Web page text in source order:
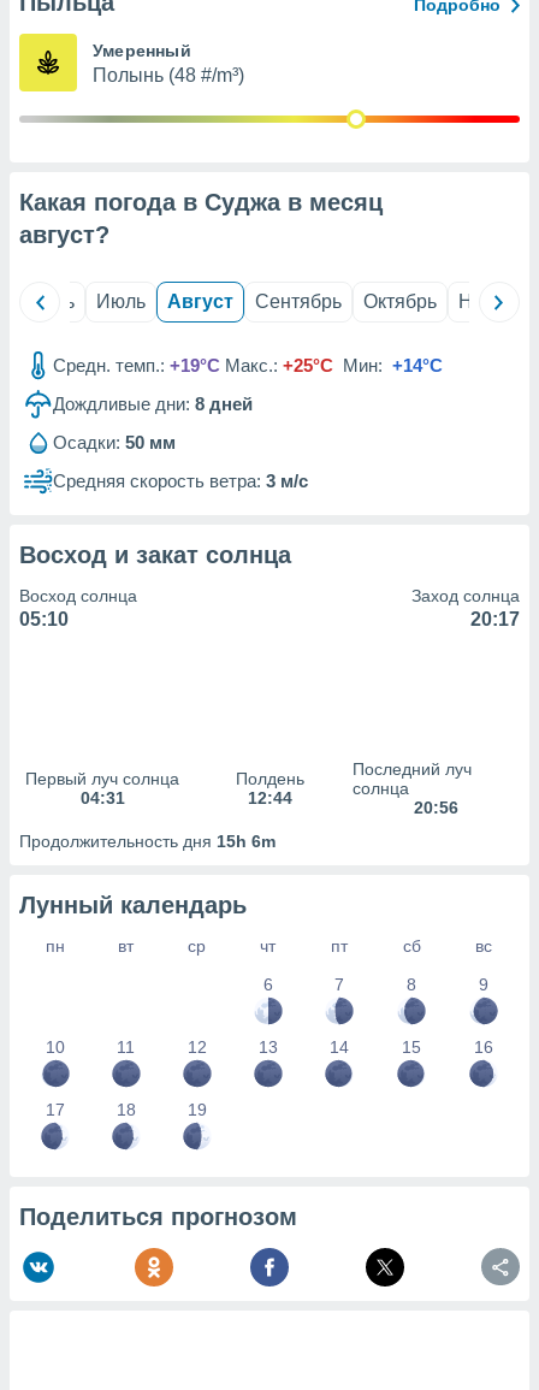
из
рекламы
сведения
Подробно
Умеренный
Полынь (48 #/m³)
Какая погода в Суджа в месяц
август?
Июнь Июль Август Сентябрь Октябрь Ноябрь
Средн. темп.: +19°C Макс.: +25°C Мин: +14°C
Дождливые дни: 8 дней
Осадки: 50 мм
Средняя скорость ветра: 3 м/с
Восход и закат солнца
Восход солнца
05:10
Заход солнца
20:17
Первый луч солнца
04:31
Полдень
12:44
Последний луч
солнца
20:56
Продолжительность дня 15h 6m
Лунный календарь
пн вт ср чт пт сб
вс
6
7 8 9
10 11 12 13 14 15 16
17 18 19
Поделиться прогнозом